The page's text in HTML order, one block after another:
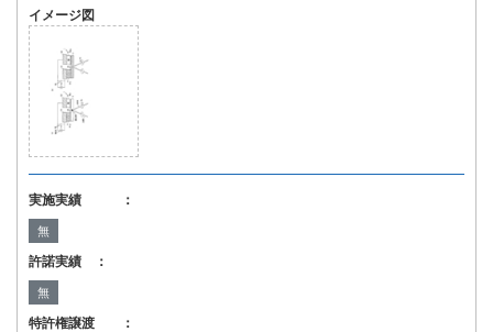
イメージ図
実施実績 ：
無
許諾実績 ：
無
特許権譲渡 ：